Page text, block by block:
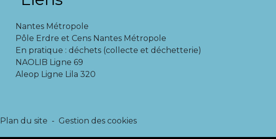
Nantes Métropole
Pôle Erdre et Cens Nantes Métropole
En pratique : déchets (collecte et déchetterie)
NAOLIB Ligne 69
Aleop Ligne Lila 320
Plan du site - Gestion des cookies